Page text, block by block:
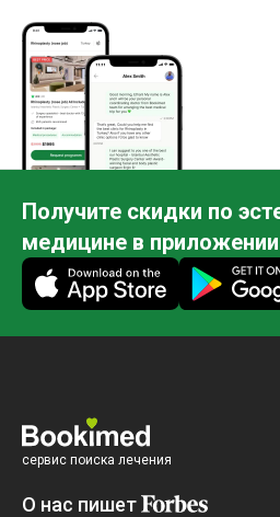
Получите скидки по
медицине в
сервис поиска лечения
О нас пишет